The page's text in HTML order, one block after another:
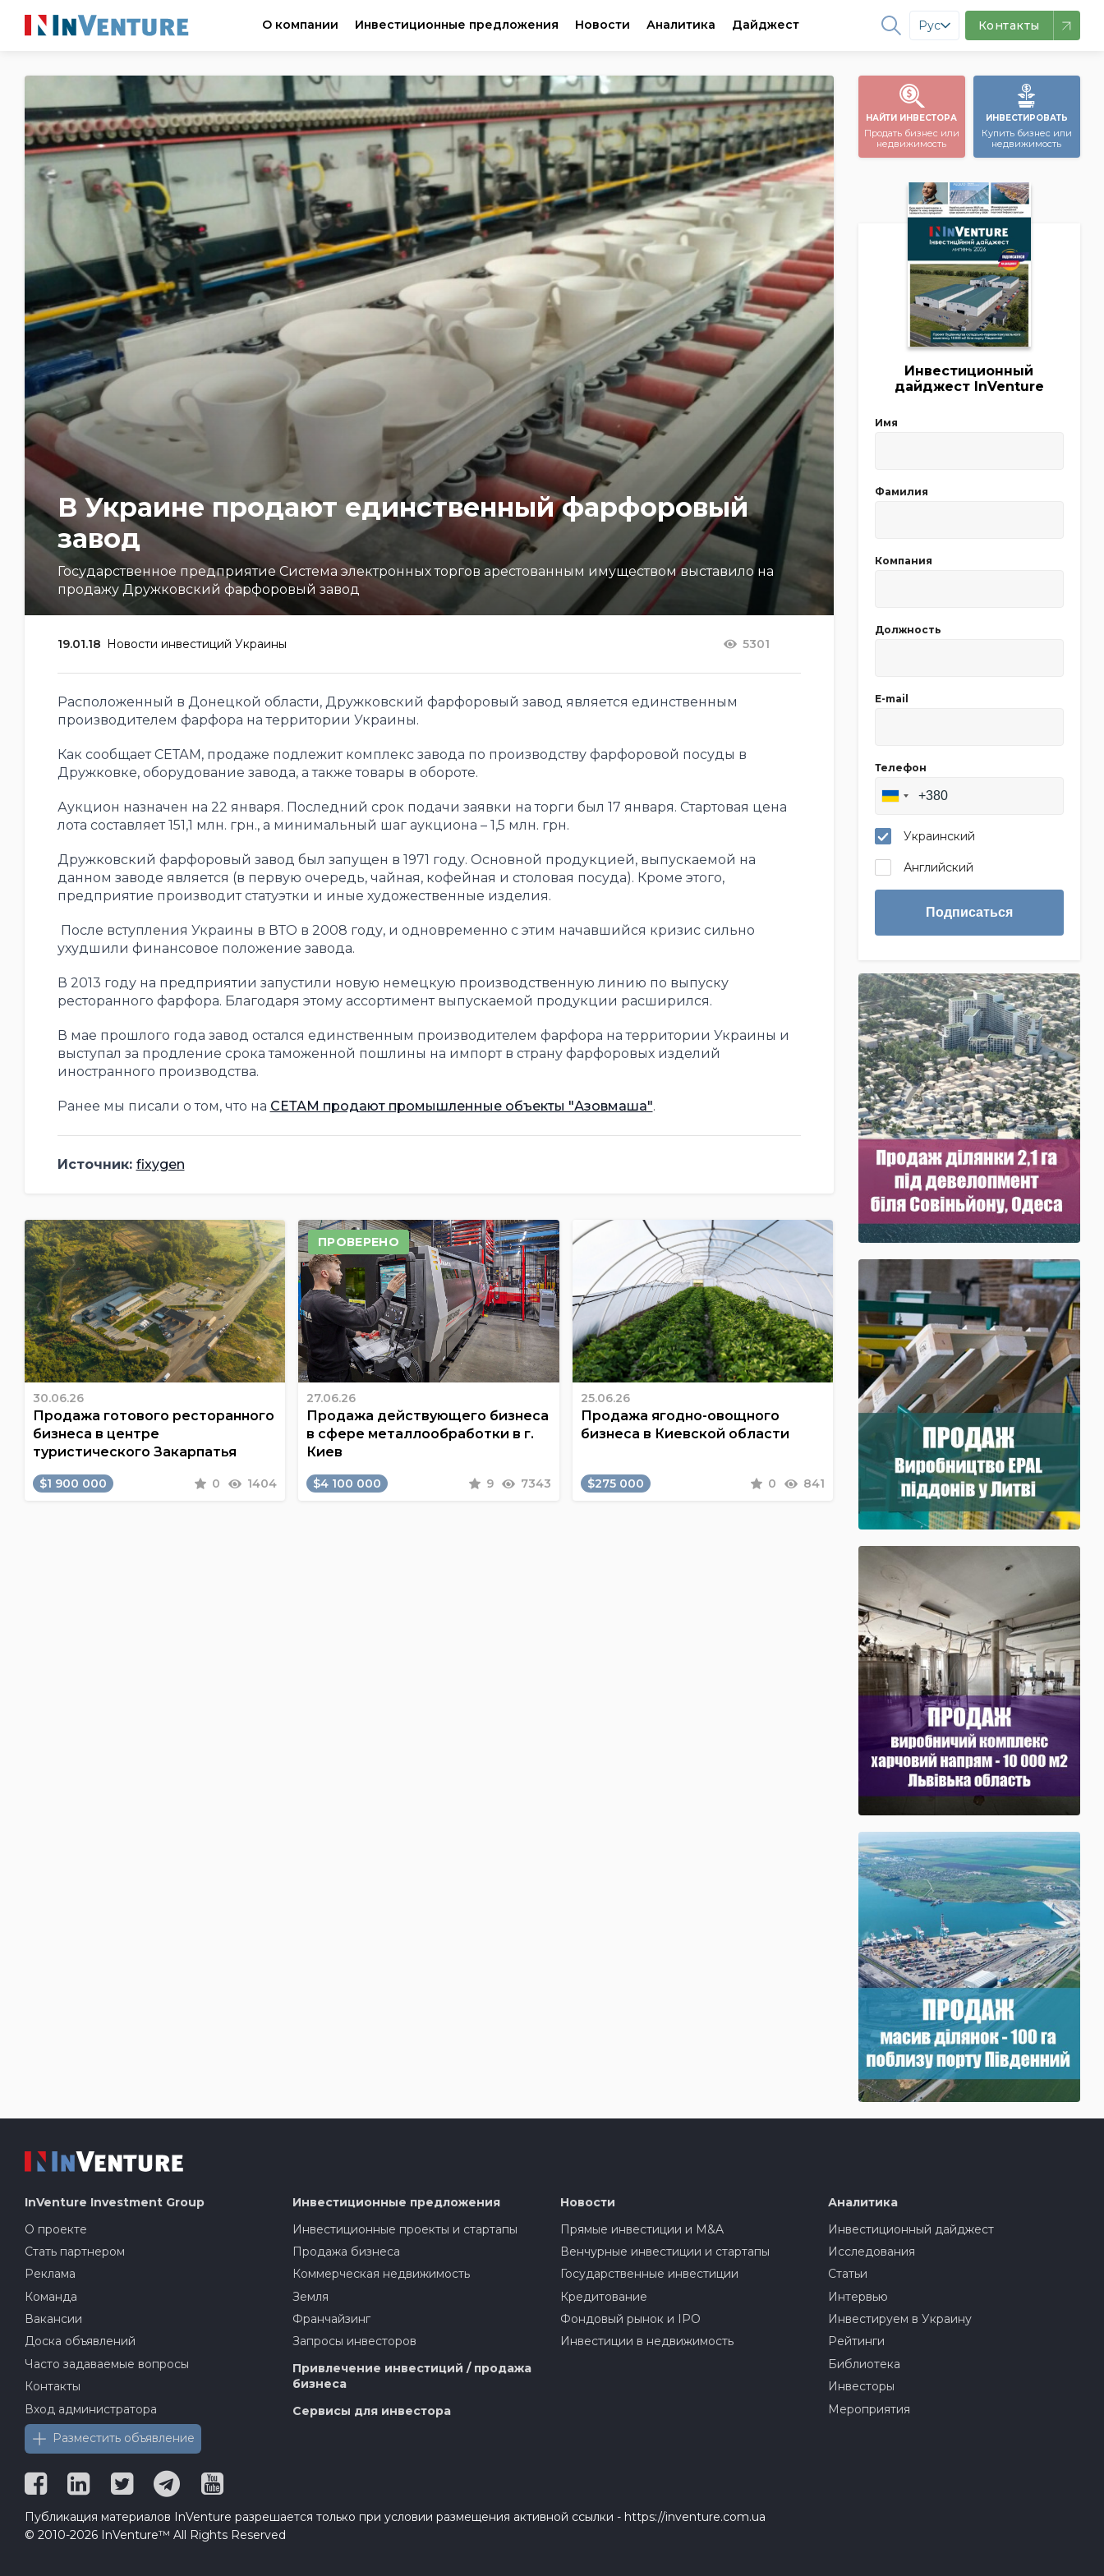
О компании Инвестиционные предложения Новости Аналитика Дайджест Рус Контакты
В Украине продают единственный фарфоровый
завод
Государственное предприятие Система электронных торгов арестованным имуществом выставило на
продажу Дружковский фарфоровый завод
19.01.18 Новости инвестиций Украины 5301
Расположенный в Донецкой области, Дружковский фарфоровый завод является единственным
производителем фарфора на территории Украины.
Как сообщает СЕТАМ, продаже подлежит комплекс завода по производству фарфоровой посуды в
Дружковке, оборудование завода, а также товары в обороте.
Аукцион назначен на 22 января. Последний срок подачи заявки на торги был 17 января. Стартовая цена
лота составляет 151,1 млн. грн., а минимальный шаг аукциона – 1,5 млн. грн.
Дружковский фарфоровый завод был запущен в 1971 году. Основной продукцией, выпускаемой на
данном заводе является (в первую очередь, чайная, кофейная и столовая посуда). Кроме этого,
предприятие производит статуэтки и иные художественные изделия.
После вступления Украины в ВТО в 2008 году, и одновременно с этим начавшийся кризис сильно
ухудшили финансовое положение завода.
В 2013 году на предприятии запустили новую немецкую производственную линию по выпуску
ресторанного фарфора. Благодаря этому ассортимент выпускаемой продукции расширился.
В мае прошлого года завод остался единственным производителем фарфора на территории Украины и
выступал за продление срока таможенной пошлины на импорт в страну фарфоровых изделий
иностранного производства.
Ранее мы писали о том, что на СЕТАМ продают промышленные объекты "Азовмаша".
Источник: fixygen
30.06.26
Продажа готового ресторанного
бизнеса в центре
туристического Закарпатья
$1 900 000 0 1404
ПРОВЕРЕНО
27.06.26
Продажа действующего бизнеса
в сфере металлообработки в г.
Киев
$4 100 000 9 7343
25.06.26
Продажа ягодно-овощного
бизнеса в Киевской области
$275 000 0 841
НАЙТИ ИНВЕСТОРА
Продать бизнес или
недвижимость
ИНВЕСТИРОВАТЬ
Купить бизнес или
недвижимость
Инвестиционный
дайджест InVenture
Имя
Фамилия
Компания
Должность
E-mail
Телефон
Украинский
Английский
Подписаться
InVenture Investment Group
О проекте
Стать партнером
Реклама
Команда
Вакансии
Доска объявлений
Часто задаваемые вопросы
Контакты
Вход администратора
Разместить объявление
Инвестиционные предложения
Инвестиционные проекты и стартапы
Продажа бизнеса
Коммерческая недвижимость
Земля
Франчайзинг
Запросы инвесторов
Привлечение инвестиций / продажа
бизнеса
Сервисы для инвестора
Новости
Прямые инвестиции и M&A
Венчурные инвестиции и стартапы
Государственные инвестиции
Кредитование
Фондовый рынок и IPO
Инвестиции в недвижимость
Аналитика
Инвестиционный дайджест
Исследования
Статьи
Интервью
Инвестируем в Украину
Рейтинги
Библиотека
Инвесторы
Мероприятия
Публикация материалов InVenture разрешается только при условии размещения активной ссылки - https://inventure.com.ua
© 2010-2026 InVenture™ All Rights Reserved